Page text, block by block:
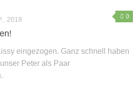
Wille
0
2018
eingezogen. Ganz schnell haben
Peter als Paar